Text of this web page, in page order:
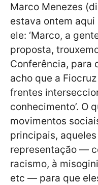
Marco Menezes
estava ontem aqui
ele: ‘Marco, a
proposta,
Conferência, para
acho que a
frentes
conhecimento’. O
movimentos
principais,
representação —
racismo, à
etc — para que